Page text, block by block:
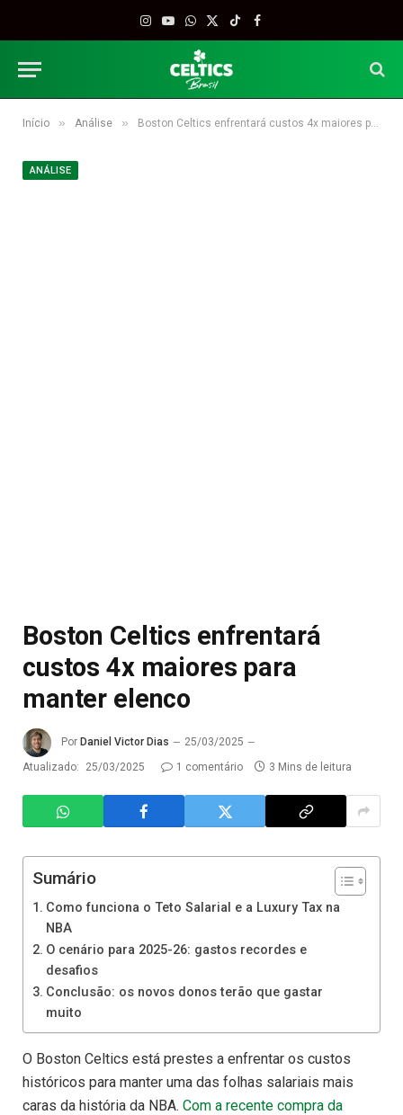
Instagram
YouTube
WhatsApp
X
TikTokFacebook
Início » Análise » Boston Celtics enfrentará custos 4x maiores para manter elenco
ANÁLISE
Boston Celtics enfrentará
custos 4x maiores para
manter elenco
Por Daniel Victor Dias
25/03/2025
Atualizado:
25/03/2025 1 comentário 3 Mins de leitura
Sumário
Como funciona o Teto Salarial e a Luxury Tax na
NBA
O cenário para 2025-26: gastos recordes e
desafios
Conclusão: os novos donos terão que gastar
muito
O Boston Celtics está prestes a enfrentar os custos
históricos para manter uma das folhas salariais mais
caras da história da NBA. Com a recente compra da